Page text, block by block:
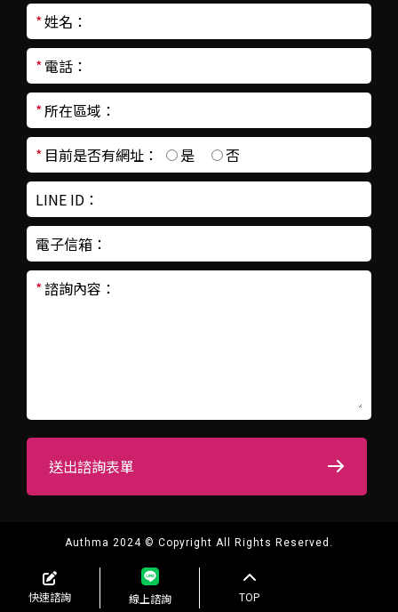
*姓名：
*電話：
*所在區域：
* 目前是否有網址： 是 否
LINE ID：
電子信箱：
*諮詢內容：
送出諮詢表單
Authma 2024 © Copyright All Rights Reserved.
快速諮詢 線上諮詢 TOP